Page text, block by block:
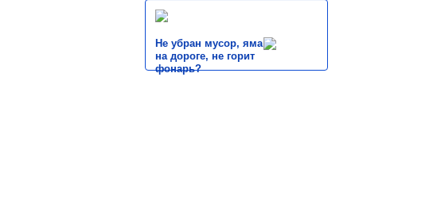
Не убран мусор, яма
на дороге, не горит
фонарь?